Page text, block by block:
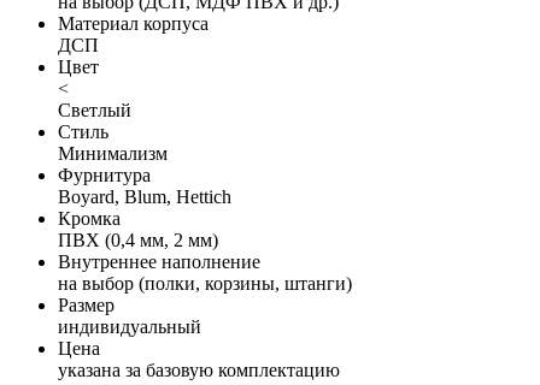
Материал корпуса
ДСП
Цвет
<
Светлый
Стиль
Минимализм
Фурнитура
Boyard, Blum, Hettich
Кромка
ПВХ (0,4 мм, 2 мм)
Внутреннее наполнение
на выбор (полки, корзины, штанги)
Размер
индивидуальный
Цена
указана за базовую комплектацию